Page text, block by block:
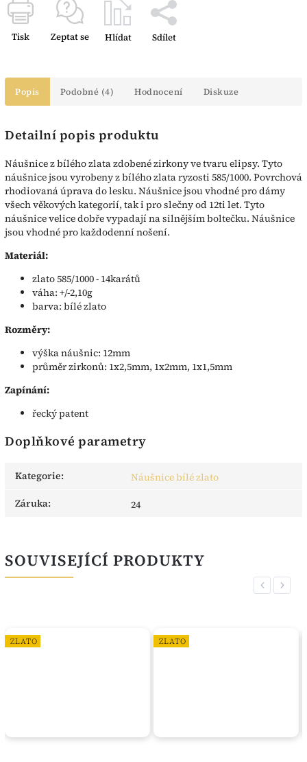
Tisk Zeptat se Hlídat Sdílet
Popis Podobné (4) Hodnocení Diskuze
Detailní popis produktu
Náušnice z bílého zlata zdobené zirkony ve tvaru elipsy. Tyto
náušnice jsou vyrobeny z bílého zlata ryzosti 585/1000. Povrchová
rhodiovaná úprava do lesku. Náušnice jsou vhodné pro dámy
všech věkových kategorií, tak i pro slečny od 12ti let. Tyto
náušnice velice dobře vypadají na silnějším boltečku. Náušnice
jsou vhodné pro každodenní nošení.
Materiál:
zlato 585/1000 - 14karátů
váha: +/-2,10g
barva: bílé zlato
Rozměry:
výška náušnic: 12mm
průměr zirkonů: 1x2,5mm, 1x2mm, 1x1,5mm
Zapínání:
řecký patent
Doplňkové parametry
Kategorie:
Náušnice bílé zlato
Záruka: 24
SOUVISEJÍCÍ PRODUKTY
Previous
ZLATO ZLATO
Next